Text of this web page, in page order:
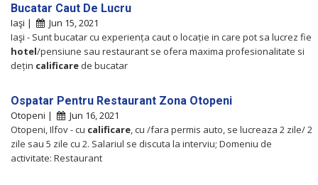
Bucatar Caut De Lucru
Iaşi |
Jun 15, 2021
Iaşi - Sunt bucatar cu experiența caut o locație in care pot sa lucrez fie
hotel/pensiune sau restaurant se ofera maxima profesionalitate si
dețin calificare de bucatar
Ospatar Pentru Restaurant Zona Otopeni
Otopeni |
Jun 16, 2021
Otopeni, Ilfov - cu calificare , cu /fara permis auto, se lucreaza 2 zile/ 2
zile sau 5 zile cu 2. Salariul se discuta la interviu; Domeniu de
activitate: Restaurant